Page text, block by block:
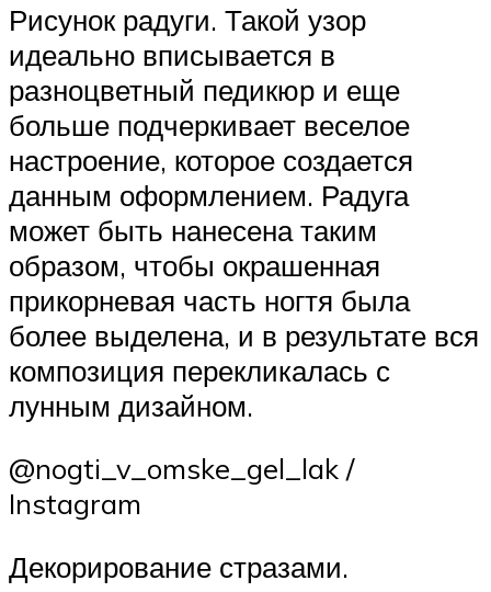
Рисунок радуги. Такой узор
идеально вписывается в
разноцветный педикюр и еще
больше подчеркивает веселое
настроение, которое создается
данным оформлением. Радуга
может быть нанесена таким
образом, чтобы окрашенная
прикорневая часть ногтя была
более выделена, и в результате вся
композиция перекликалась с
лунным дизайном.
@nogti_v_omske_gel_lak /
Instagram
Декорирование стразами.